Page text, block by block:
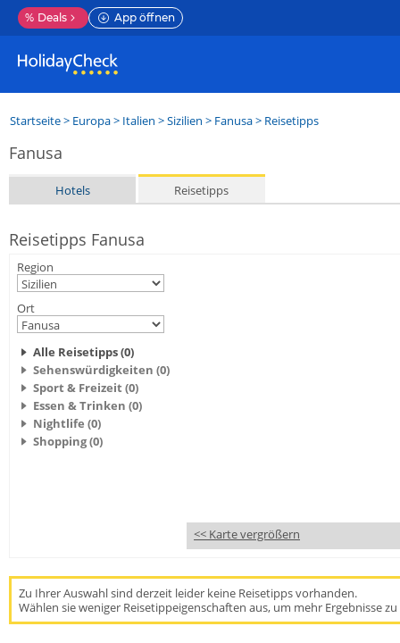
% Deals App öffnen
Startseite> Europa> Italien >Sizilien > Fanusa> Reisetipps
Fanusa
Hotels Reisetipps
Reisetipps Fanusa
Region
Ort
Alle Reisetipps (0)
Sehenswürdigkeiten (0)
Sport & Freizeit (0)
Essen & Trinken (0)
Nightlife (0)
Shopping (0)
<< Karte vergrößern
Zu Ihrer Auswahl sind derzeit leider keine Reisetipps vorhanden.
Wählen sie weniger Reisetippeigenschaften aus, um mehr Ergebnisse